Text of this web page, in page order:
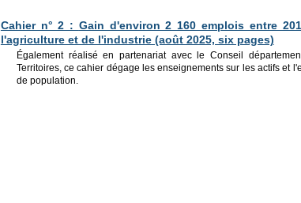
Cahier n° 2 : Gain d'environ 2 160 emplois entre
l'agriculture et de l'industrie (août 2025, six pages)
Également réalisé en partenariat avec le Conseil
Territoires, ce cahier dégage les enseignements sur les actifs et
de population.